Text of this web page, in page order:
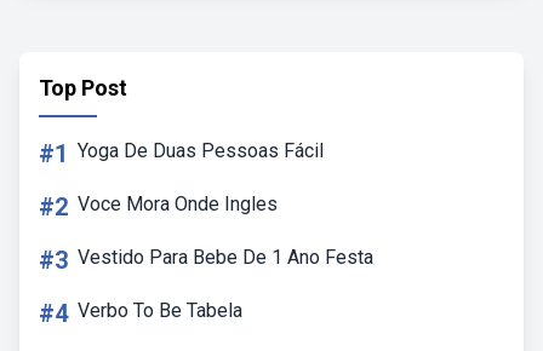
Top Post
#1 Yoga De Duas Pessoas Fácil
#2 Voce Mora Onde Ingles
#3 Vestido Para Bebe De 1 Ano Festa
#4 Verbo To Be Tabela